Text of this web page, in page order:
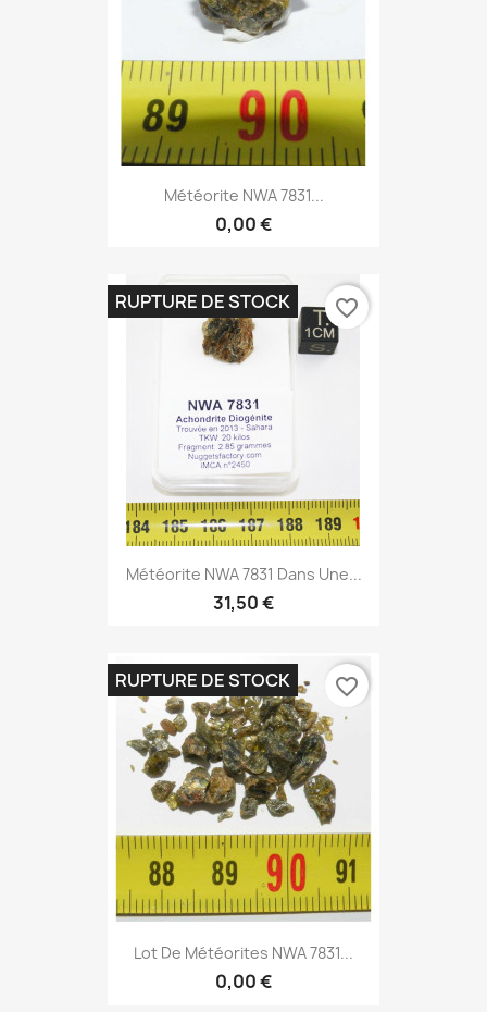
Météorite NWA 7831...
0,00 €
Météorite NWA 7831 Dans Une...
31,50 €
RUPTURE DE STOCK favorite_border
Lot De Météorites NWA 7831...
0,00 €
RUPTURE DE STOCK favorite_border